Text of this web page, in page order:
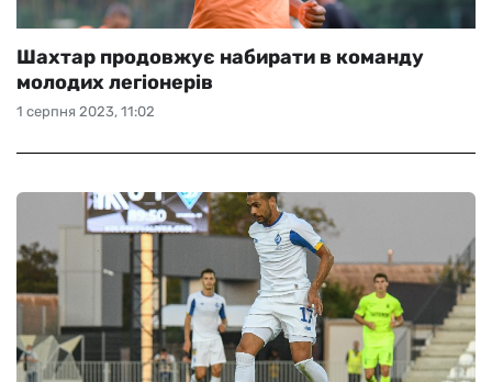
1 серпня 2023, 11:02
Шахтар продовжує набирати в команду
молодих легіонерів